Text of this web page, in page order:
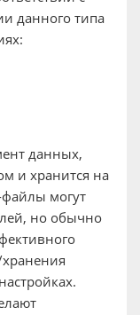
данного типа
данных,
и хранится на
файлы могут
но обычно